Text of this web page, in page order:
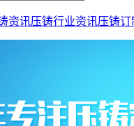
资讯压铸行业资讯压铸